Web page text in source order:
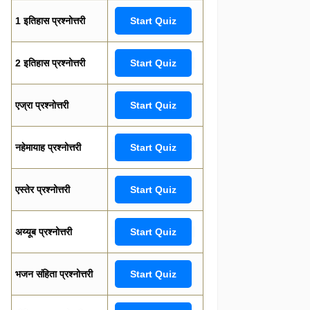
1 इतिहास प्रश्नोत्तरी Start Quiz
2 इतिहास प्रश्नोत्तरी Start Quiz
एज्रा प्रश्नोत्तरी Start Quiz
नहेमायाह प्रश्नोत्तरी Start Quiz
एस्तेर प्रश्नोत्तरी Start Quiz
अय्यूब प्रश्नोत्तरी Start Quiz
भजन संहिता प्रश्नोत्तरी Start Quiz